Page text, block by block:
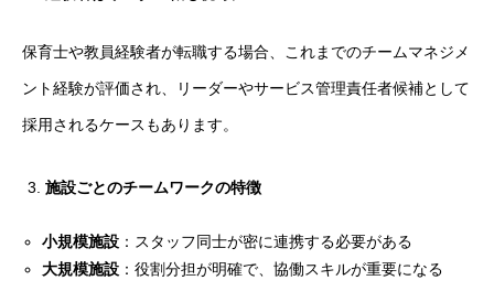
保育士や教員経験者が転職する場合、これまでのチームマネジメ
ント経験が評価され、リーダーやサービス管理責任者候補として
採用されるケースもあります。
施設ごとのチームワークの特徴
小規模施設 ：スタッフ同士が密に連携する必要がある
大規模施設 ：役割分担が明確で、協働スキルが重要になる